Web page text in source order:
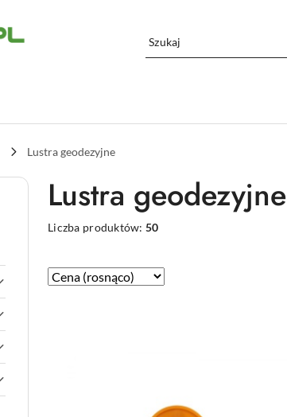
Lustra geodezyjne
Lustra geodezyjne
Liczba produktów:50
Zastosowano
Sortuj